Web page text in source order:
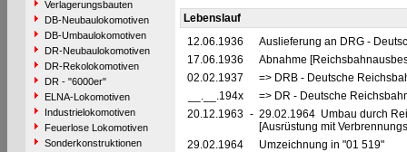
Verlagerungsbauten
DB-Neubaulokomotiven
DB-Umbaulokomotiven
DR-Neubaulokomotiven
DR-Rekolokomotiven
DR - "6000er"
ELNA-Lokomotiven
Industrielokomotiven
Feuerlose Lokomotiven
Sonderkonstruktionen
Lebenslauf
12.06.1936
Auslieferung an DRG -
17.06.1936
Abnahme
02.02.1937
=> DRB - Deutsche
__.__.194x
=> DR - Deutsche
20.12.1963 - 29.02.1964 Umbau durch
[Ausrüstung mit
29.02.1964
Umzeichnung in "01 519"